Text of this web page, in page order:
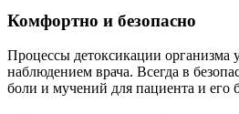
Комфортно и безопасно
Процессы детоксикации организма
наблюдением врача. Всегда в
боли и мучений для пациента и его